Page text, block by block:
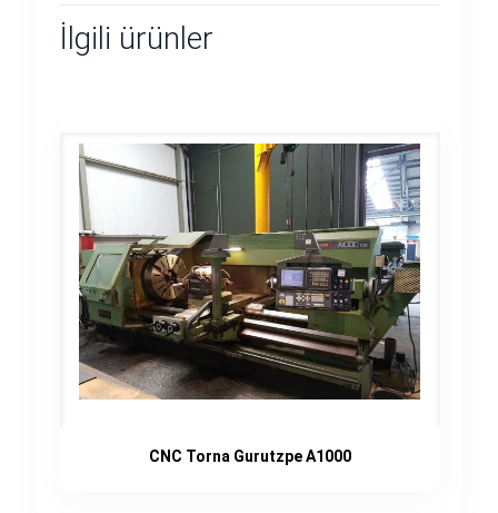
İlgili ürünler
CNC Torna Gurutzpe A1000